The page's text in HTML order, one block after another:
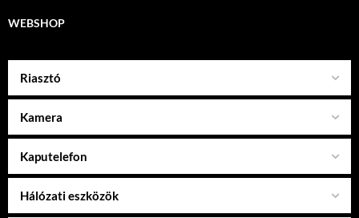
WEBSHOP
Riasztó
Kamera
Kaputelefon
Hálózati eszközök